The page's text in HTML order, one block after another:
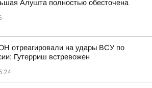
Алушта полностью обесточена
отреагировали на удары ВСУ по
Гутерриш встревожен